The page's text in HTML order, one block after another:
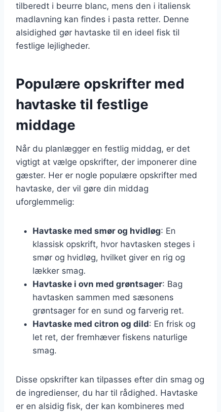
tilberedt i beurre blanc, mens den i italiensk
madlavning kan findes i pasta retter. Denne
alsidighed gør havtaske til en ideel fisk til
festlige lejligheder.
Populære opskrifter med
havtaske til festlige
middage
Når du planlægger en festlig middag, er det
vigtigt at vælge opskrifter, der imponerer dine
gæster. Her er nogle populære opskrifter med
havtaske, der vil gøre din middag
uforglemmelig:
Havtaske med smør og hvidløg: En
klassisk opskrift, hvor havtasken steges i
smør og hvidløg, hvilket giver en rig og
lækker smag.
Havtaske i ovn med grøntsager: Bag
havtasken sammen med sæsonens
grøntsager for en sund og farverig ret.
Havtaske med citron og dild: En frisk og
let ret, der fremhæver fiskens naturlige
smag.
Disse opskrifter kan tilpasses efter din smag og
de ingredienser, du har til rådighed. Havtaske
er en alsidig fisk, der kan kombineres med